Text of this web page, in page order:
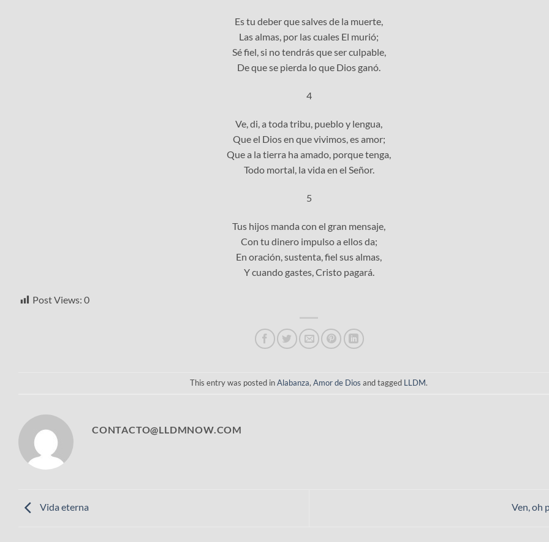
Es tu deber que salves de la muerte,
Las almas, por las cuales El murió;
Sé fiel, si no tendrás que ser culpable,
De que se pierda lo que Dios ganó.
4
Ve, di, a toda tribu, pueblo y lengua,
Que el Dios en que vivimos, es amor;
Que a la tierra ha amado, porque tenga,
Todo mortal, la vida en el Señor.
5
Tus hijos manda con el gran mensaje,
Con tu dinero impulso a ellos da;
En oración, sustenta, fiel sus almas,
Y cuando gastes, Cristo pagará.
Post Views: 0
This entry was posted inAlabanza, Amor de Dios and tagged LLDM.
CONTACTO@LLDMNOW.COM
Vida eterna Ven, oh